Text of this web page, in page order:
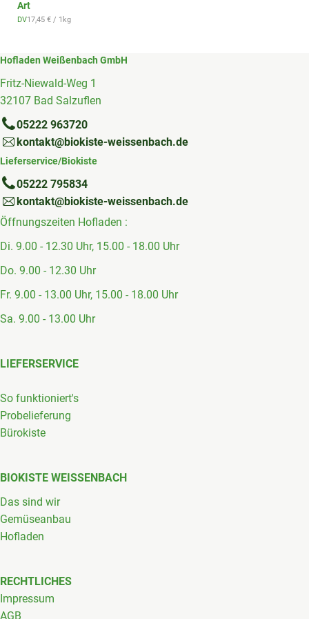
Art
, Herkunft:
DV, Referenzpreis:
17,45 € / 1kg
Hofladen Weißenbach GmbH
Fritz-Niewald-Weg 1
32107 Bad Salzuflen
05222 963720
kontakt@biokiste-weissenbach.de
Lieferservice/Biokiste
05222 795834
kontakt@biokiste-weissenbach.de
Öffnungszeiten Hofladen :
Di. 9.00 - 12.30 Uhr, 15.00 - 18.00 Uhr
Do. 9.00 - 12.30 Uhr
Fr. 9.00 - 13.00 Uhr, 15.00 - 18.00 Uhr
Sa. 9.00 - 13.00 Uhr
LIEFERSERVICE
So funktioniert's
Probelieferung
Bürokiste
BIOKISTE WEISSENBACH
Das sind wir
Gemüseanbau
Hofladen
RECHTLICHES
Impressum
AGB